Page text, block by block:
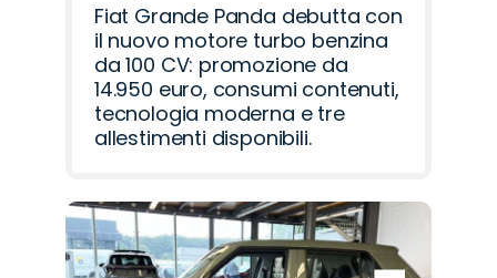
Fiat Grande Panda debutta con
il nuovo motore turbo benzina
da 100 CV: promozione da
14.950 euro, consumi contenuti,
tecnologia moderna e tre
allestimenti disponibili.